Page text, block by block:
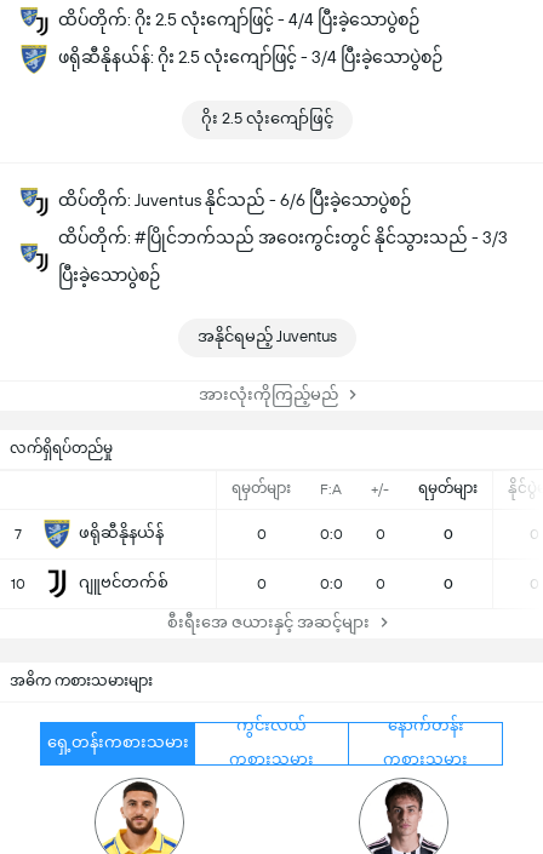
ထိပ်တိုက်: ဂိုး 2.5 လုံးကျော်ဖြင့် - 4/4 ပြီးခဲ့သောပွဲစဉ်
ဖရိုဆီနိုနယ်န်: ဂိုး 2.5 လုံးကျော်ဖြင့် - 3/4 ပြီးခဲ့သောပွဲစဉ်
ဂိုး 2.5 လုံးကျော်ဖြင့်
ထိပ်တိုက်: Juventus နိုင်သည် - 6/6 ပြီးခဲ့သောပွဲစဉ်
ထိပ်တိုက်: #ပြိုင်ဘက်သည် အဝေးကွင်းတွင် နိုင်သွားသည် - 3/3
ပြီးခဲ့သောပွဲစဉ်
အနိုင်ရမည့် Juventus
အားလုံးကိုကြည့်မည်
လက်ရှိရပ်တည်မှု
ရမှတ်များ F:A +/- ရမှတ်များ နိုင်ပွဲမ
7 ဖရိုဆီနိုနယ်န် 0 0:0 0 0 0
10 ဂျူဗင်တက်စ် 0 0:0 0 0 0
စီးရီးအေ ဇယားနှင့် အဆင့်များ
အဓိက ကစားသမားများ
ရှေ့တန်းကစားသမား
ကွင်းလယ်
ကစားသမား
နောက်တန်း
ကစားသမား